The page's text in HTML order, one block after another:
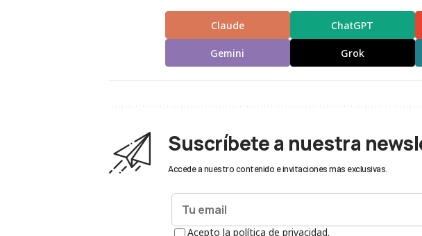
Claude ChatGPT
Gemini Grok
Suscríbete a nuestra
Accede a nuestro contenido e invitaciones más exclusivas.
Acepto la política de privacidad.